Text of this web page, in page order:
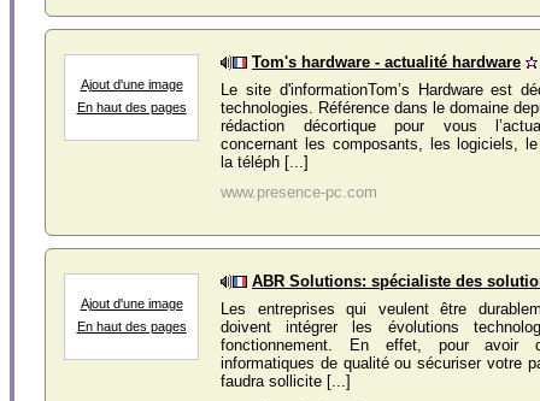
Ajout d'une image
En haut des pages
Tom's hardware - actualité hardware
Le site d'informationTom’s Hardware est
technologies. Référence dans le domaine
rédaction décortique pour vous
concernant les composants, les logiciels,
la téléph [...]
www.presence-pc.com
Ajout d'une image
En haut des pages
ABR Solutions: spécialiste des
Les entreprises qui veulent être
doivent intégrer les évolutions
fonctionnement. En effet, pour avoir
informatiques de qualité ou sécuriser votre
faudra sollicite [...]